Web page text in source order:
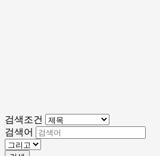
검색조건
검색어